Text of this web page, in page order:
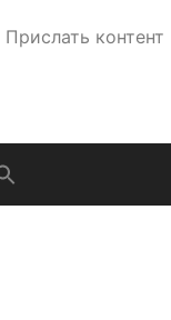
Прислать контент